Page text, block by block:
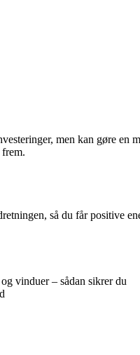
men kan gøre en
så du får positive
vinduer – sådan sikrer du